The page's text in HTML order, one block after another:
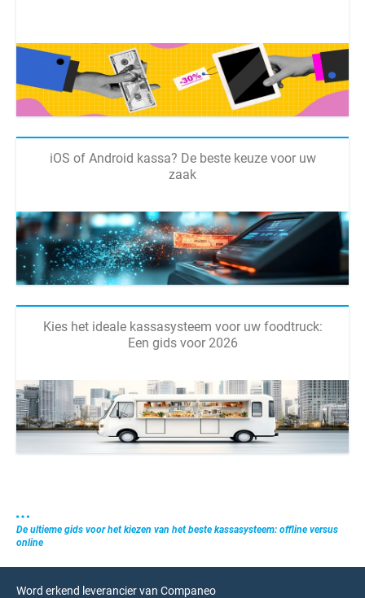
iOS of Android kassa? De beste keuze voor uw
zaak
Kies het ideale kassasysteem voor uw foodtruck:
Een gids voor 2026
De ultieme gids voor het kiezen van het beste kassasysteem: offline versus
online
Word erkend leverancier van Companeo